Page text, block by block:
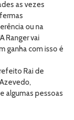
as vezes
ou na
Ranger vai
ganha com isso é
Rai de
algumas pessoas